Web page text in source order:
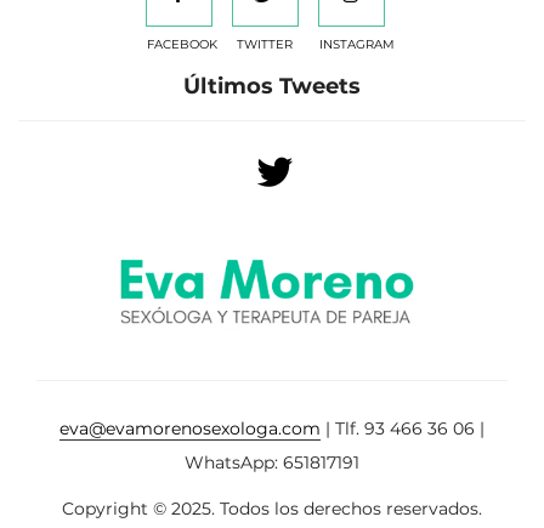
FACEBOOK TWITTER INSTAGRAM
Últimos Tweets
eva@evamorenosexologa.com | Tlf. 93 466 36 06 |
WhatsApp: 651817191
Copyright © 2025. Todos los derechos reservados.